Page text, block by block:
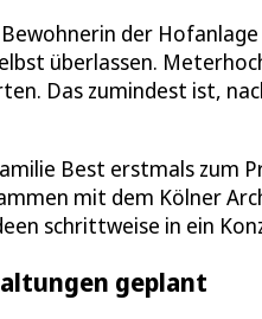
der
überlassen.
Das zumindest ist,
Best erstmals zum
mit dem Kölner
schrittweise in ein
geplant